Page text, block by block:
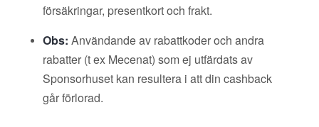
försäkringar, presentkort och frakt.
Obs: Användande av rabattkoder och andra
rabatter (t ex Mecenat) som ej utfärdats av
Sponsorhuset kan resultera i att din cashback
går förlorad.